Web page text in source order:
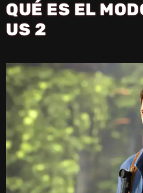
QUÉ ES EL
US 2